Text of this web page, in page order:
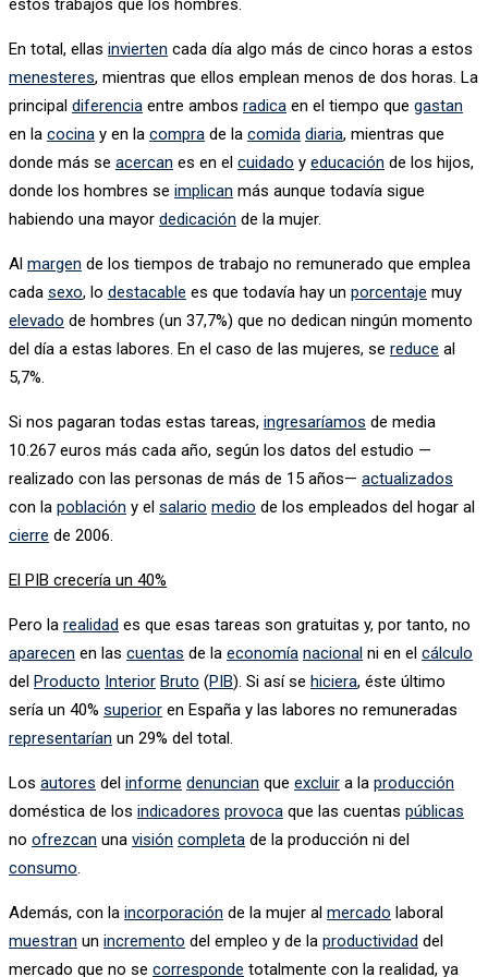
En total, ellas invierten cada día algo más de cinco horas a estos
menesteres, mientras que ellos emplean menos de dos horas. La
principal diferencia entre ambos radica en el tiempo que gastan
en la cocina y en la compra de la comida diaria, mientras que
donde más se acercan es en el cuidado y educación de los hijos,
donde los hombres se implican más aunque todavía sigue
habiendo una mayor dedicación de la mujer.
Al margen de los tiempos de trabajo no remunerado que emplea
cada sexo, lo destacable es que todavía hay un porcentaje muy
elevado de hombres (un 37,7%) que no dedican ningún momento
del día a estas labores. En el caso de las mujeres, se reduce al
5,7%.
Si nos pagaran todas estas tareas, ingresaríamos de media
10.267 euros más cada año, según los datos del estudio —
realizado con las personas de más de 15 años— actualizados
con la población y el salario medio de los empleados del hogar al
cierre de 2006.
El PIB crecería un 40%
Pero la realidad es que esas tareas son gratuitas y, por tanto, no
aparecen en las cuentas de la economía nacional ni en el cálculo
del Producto Interior Bruto (PIB). Si así se hiciera, éste último
sería un 40% superior en España y las labores no remuneradas
representarían un 29% del total.
Los autores del informe denuncian que excluir a la producción
doméstica de los indicadores provoca que las cuentas públicas
no ofrezcan una visión completa de la producción ni del
consumo
Además, con la incorporación de la mujer al mercado laboral
muestran un incremento del empleo y de la productividad del
mercado que no se corresponde totalmente con la realidad, ya